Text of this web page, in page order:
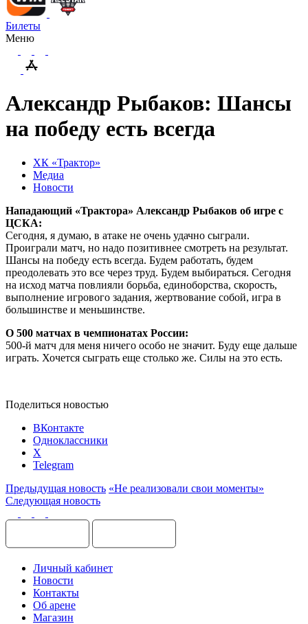
Билеты
Меню
Александр Рыбаков: Шансы
на победу есть всегда
ХК «Трактор»
Медиа
Новости
Нападающий «Трактора» Александр Рыбаков об игре с
ЦСКА:
Сегодня, я думаю, в атаке не очень удачно сыграли.
Проиграли матч, но надо позитивнее смотреть на результат.
Шансы на победу есть всегда. Будем работать, будем
преодолевать это все через труд. Будем выбираться. Сегодня
на исход матча повлияли борьба, единоборства, скорость,
выполнение игрового задания, жертвование собой, игра в
большинстве и меньшинстве.
О 500 матчах в чемпионатах России:
500-й матч для меня ничего особо не значит. Буду еще дальше
играть. Хочется сыграть еще столько же. Силы на это есть.
Поделиться новостью
ВКонтакте
Одноклассники
X
Telegram
Предыдущая новость «Не реализовали свои моменты»
Следующая новость
Личный кабинет
Новости
Контакты
Об арене
Магазин